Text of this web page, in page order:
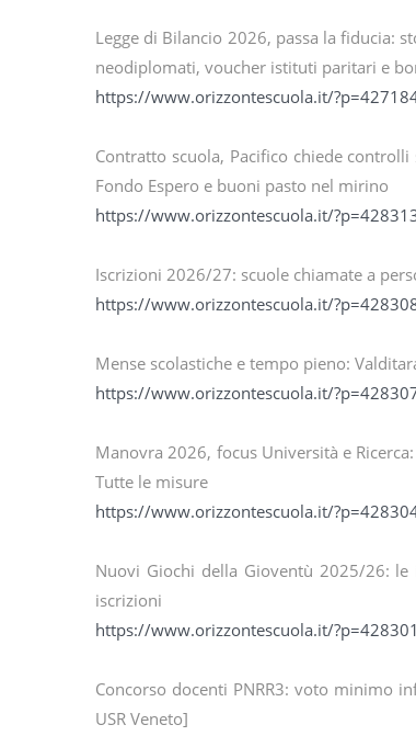
Legge di Bilancio 2026, passa la fiducia:
neodiplomati, voucher istituti paritari e
https://www.orizzontescuola.it/
Contratto scuola, Pacifico chiede
Fondo Espero e buoni pasto nel mirino
https://www.orizzontescuola.it/
Iscrizioni 2026/27: scuole chiamate a
https://www.orizzontescuola.it/
Mense scolastiche e tempo pieno:
https://www.orizzontescuola.it/
Manovra 2026, focus Università e
Tutte le misure
https://www.orizzontescuola.it/
Nuovi Giochi della Gioventù 2025/26:
iscrizioni
https://www.orizzontescuola.it/?p=428301
Concorso docenti PNRR3: voto minimo
USR Veneto]